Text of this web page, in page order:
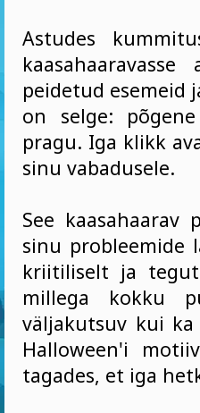
Astudes
peidetud esemeid
on selge:
pragu. Iga klikk
sinu vabadusele.
See
sinu probleemide
kriitiliselt ja
millega kokku
väljakutsuv kui
Halloween'i
tagades, et iga